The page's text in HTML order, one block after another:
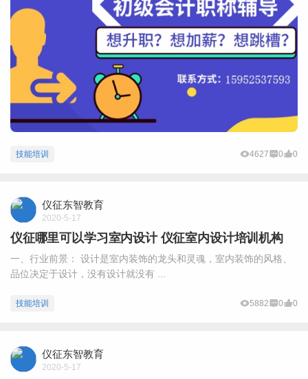
技能培训 4627 0 0
仪征东智教育
2020-5-17
仪征哪里可以学习室内设计 仪征室内设计培训机构
一、行业前景： 设计是室内装饰的龙头和灵魂，室内装饰的风格、
品位决定于设计，没有设计就没有 ...
技能培训 5882 0 0
仪征东智教育
2020-5-17